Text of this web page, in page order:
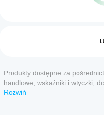
Opinie klientów
Wszystko
uruchom
wystąpienie
cBota w
chmurze
aplikacje
cTrader
obsługują
Produkty dostępne za
handlowe, wskaźniki i wtyczki,
zewnętrznych i udostępniane
Rozwiń